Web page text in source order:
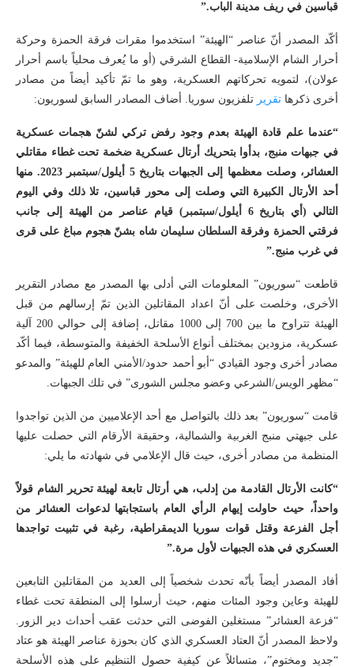
قباسين في ريف مدينة الباب.”
أكّد المصدر أنّ عناصر “الهيئة” استخدموا مقرات فرقة الحمزة وحركة
أحرار الشام الإسلامية- القطاع الشرقي (أو ما يُعرف محلياً باسم أحرار
عولان)، لتمويه تحركاتهم العسكرية، وهو ما تمّ تأكيد أيضاً من مصادر
أخرى ذكرها تقرير تلفزيون سوريا. أضاف المصادر السابق لسوريون:
“عندما علم قادة الهيئة بعدم وجود رفض تركي لشنّ هجمات عسكرية
في جبهات منبج، بدأوا بتحريك أرتال عسكرية ضخمة تحت غطاء مقاتلي
العشائر، وصلت معظمها إلى الجبهات بتاريخ 5 أيلول/سبتمبر 2023. منها
أحد الأرتال الكبيرة التي وصلت إلى محور قباسين، تلا ذلك وفي اليوم
التالي (أي بتاريخ 6 أيلول/سبتمبر) قيام عناصر من الهيئة إلى جانب
فرقتي الحمزة وفرقة السلطان سليمان شاه بشنّ هجوم مباغ على قرى
في غرب منبج.”
قاطعت “سوريون” المعلومات التي أدلى بها المصدر مع مصادر التقرير
الأخرى، وخلصت على أنّ اعداد المقاتلين الذين تمّ إرسالهم من قبل
الهيئة تتراوح ما بين 700 إلى 1000 مقاتل، إضافة إلى حوالي 200 آلية
عسكرية، مزودين بمختلف أنواع الأسلحة الخفيفة والمتوسطة، فيما أكّد
مصادر أخرى وجود القيادي “أبو أحمد حدود/الأمني العام للهيئة” والمدعو
“مظهر الويس/الشرعي وعضو مجلس الشورى” في تلك الجبهات.
قامت “سوريون” بعد ذلك بالتواصل مع أحد الإعلاميين من الذين تواجدوا
على جبهتي منبج الغربية والشمالية، وحقيقة الأرقام التي حصلت عليها
المنظمة من مصادر أخرى، حيث قال الإعلامي في شهادته ما يلي:
“كانت الأرتال القادمة من إدلب، هي أرتال تابعة لهيئة تحرير الشام قولاً
واحداً، حيث حاولت إيهام الرأي العام باستجابتها لدعوات العشائر من
أجل الفزعة وقتل قوات سوريا الديمقراطية، رغبة في تثبيت تواجدها
العسكري في هذه الجبهات لأول مرة.”
أفاد المصدر أيضاً بأنّه تحدث شخصياً إلى العديد من المقاتلين التابعين
للهيئة وعاين وجود المئات منهم، حيث أرسلوا إلى المنطقة تحت غطاء
“فزعة العشائر” مستغلين الفوضى التي حدثت عقب أحداث دير الزور.
ولاحظ المصدر أنّ العتاد العسكري الذي كان بحوزة عناصر الهيئة هو عتاد
“جديد ومختوم”، متسائلاً عن كيفية حصول التنظيم على هذه الأسلحة